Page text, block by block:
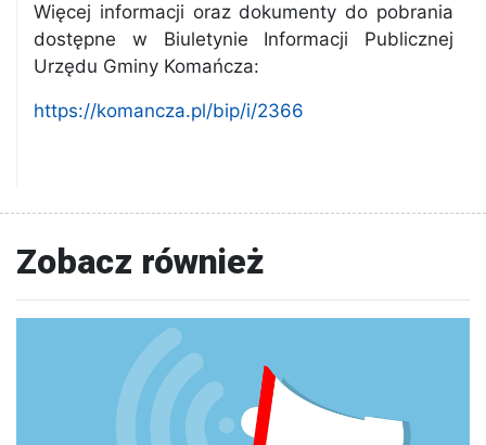
Więcej informacji oraz dokumenty do pobrania
dostępne w Biuletynie Informacji Publicznej
Urzędu Gminy Komańcza:
https://komancza.pl/bip/i/2366
Zobacz również